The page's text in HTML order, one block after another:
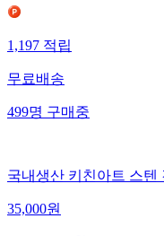
1,197 적립
무료배송
499명 구매중
국내생산 키친아트 스텐
35,000원